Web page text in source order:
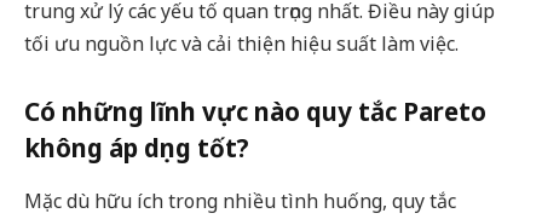
trung xử lý các yếu tố quan trọng nhất. Điều này giúp
tối ưu nguồn lực và cải thiện hiệu suất làm việc.
Có những lĩnh vực nào quy tắc Pareto
không áp dụng tốt?
Mặc dù hữu ích trong nhiều tình huống, quy tắc